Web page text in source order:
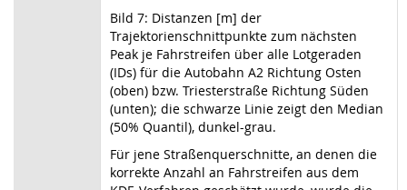
Bild 7: Distanzen [m] der
Trajektorienschnittpunkte zum nächsten
Peak je Fahrstreifen über alle Lotgeraden
(IDs) für die Autobahn A2 Richtung Osten
(oben) bzw. Triesterstraße Richtung Süden
(unten); die schwarze Linie zeigt den Median
(50% Quantil), dunkel-grau.
Für jene Straßenquerschnitte, an denen die
korrekte Anzahl an Fahrstreifen aus dem